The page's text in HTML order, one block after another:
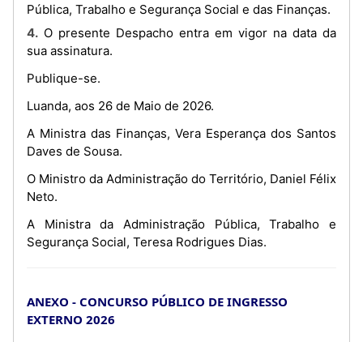
Pública, Trabalho e Segurança Social e das Finanças.
4. O presente Despacho entra em vigor na data da
sua assinatura.
Publique-se.
Luanda, aos 26 de Maio de 2026.
A Ministra das Finanças, Vera Esperança dos Santos
Daves de Sousa.
O Ministro da Administração do Território, Daniel Félix
Neto.
A Ministra da Administração Pública, Trabalho e
Segurança Social, Teresa Rodrigues Dias.
ANEXO - CONCURSO PÚBLICO DE INGRESSO
EXTERNO 2026